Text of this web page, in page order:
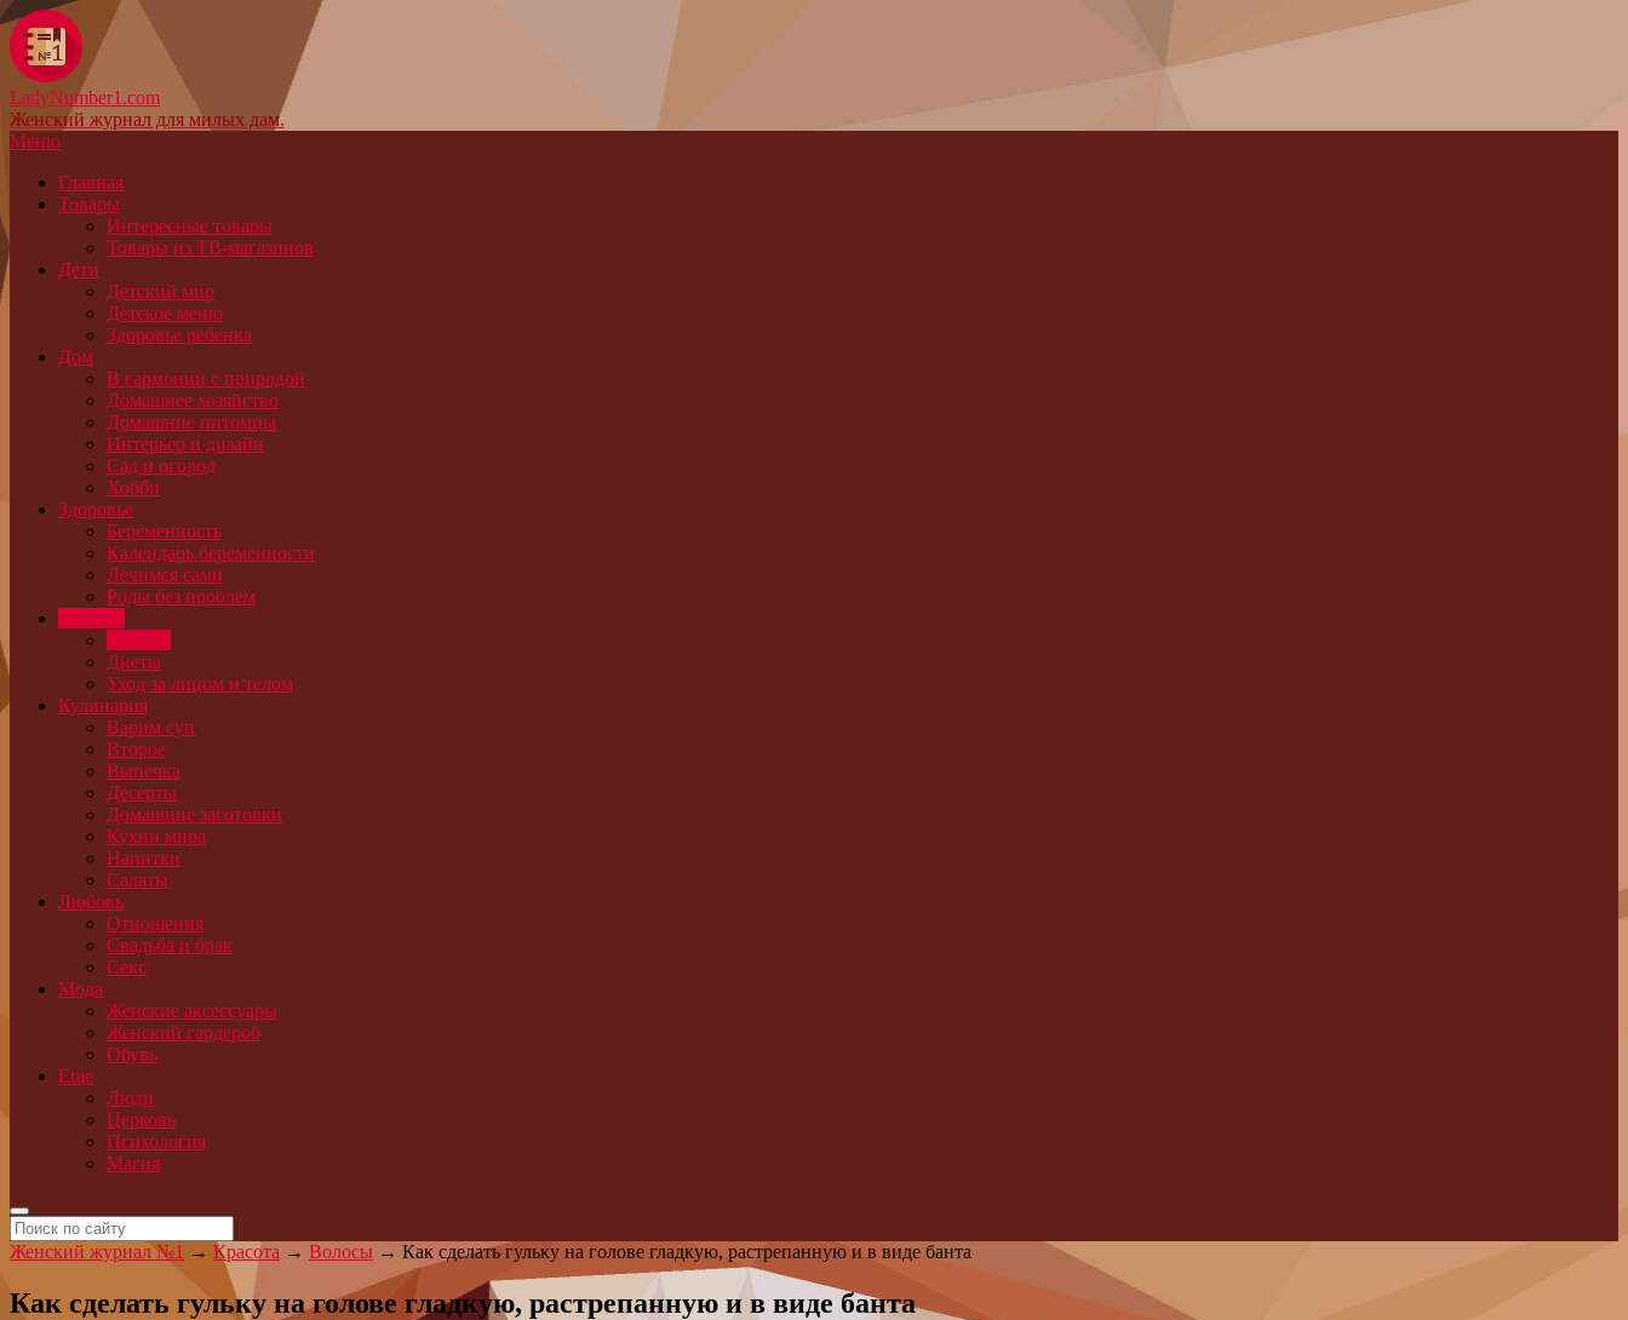
LadyNumber1.com
Женский журнал для милых дам.
Меню
Главная
Товары
Интересные товары
Товары из ТВ-магазинов
Дети
Детский мир
Детское меню
Здоровье ребенка
Дом
В гармонии с природой
Домашнее хозяйство
Домашние питомцы
Интерьер и дизайн
Сад и огород
Хобби
Здоровье
Беременность
Календарь беременности
Лечимся сами
Роды без проблем
Диеты
Уход за лицом и телом
Кулинария
Варим суп
Второе
Выпечка
Десерты
Домашние заготовки
Кухни мира
Напитки
Салаты
Любовь
Отношения
Свадьба и брак
Секс
Мода
Женские аксессуары
Женский гардероб
Обувь
Еще
Люди
Церковь
Психология
Магия
Женский журнал №1 → Красота → Волосы → Как сделать гульку на голове гладкую, растрепанную и в виде банта
Как сделать гульку на голове гладкую, растрепанную и в виде банта